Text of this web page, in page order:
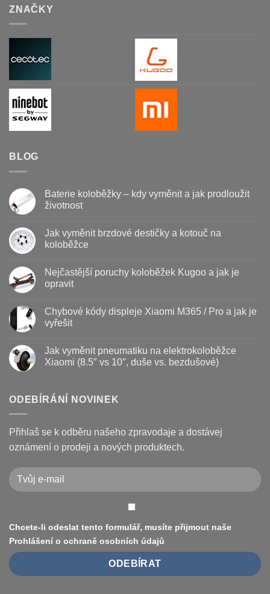
ZNAČKY
BLOG
Baterie koloběžky – kdy vyměnit a jak prodloužit
životnost
textu
s
koloběžky
kdy
jak
prodloužit
životnost
Jak vyměnit brzdové destičky a kotouč na
koloběžce
u
textu
s
vyměnit
brzdové
destičky
na
koloběžce
Nejčastější poruchy koloběžek Kugoo a jak je
opravit
u
textu
s
poruchy
koloběžek
Kugoo
opravit
Chybové kódy displeje Xiaomi M365 / Pro a jak je
vyřešit
textu
s
displeje
Xiaomi
Pro
a
jak
je
Jak vyměnit pneumatiku na elektrokoloběžce
Xiaomi (8.5″ vs 10″, duše vs. bezdušové)
textu
s
vyměnit
pneumatiku
na
elektrokoloběžce
(8.5″
vs
10″,
duše
ODEBÍRÁNÍ NOVINEK
Přihlaš se k odběru našeho zpravodaje a dostávej
oznámení o prodeji a nových produktech.
Chcete-li odeslat tento formulář, musíte přijmout naše
Prohlášení o ochraně osobních údajů